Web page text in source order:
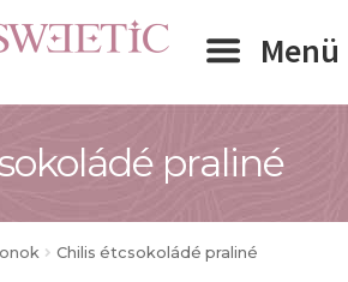
Menü
Expand
praliné
Chilis étcsokoládé praliné